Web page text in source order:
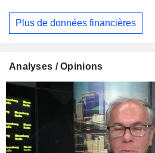
Plus de données financières
Analyses / Opinions